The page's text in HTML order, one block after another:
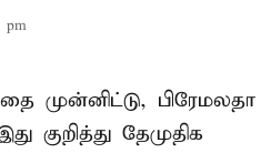
pm
முன்னிட்டு, பிரேமலதா
குறித்து தேமுதிக